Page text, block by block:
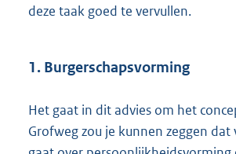
deze taak goed te vervullen.
1. Burgerschapsvorming
Het gaat in dit advies om het
Grofweg zou je kunnen zeggen